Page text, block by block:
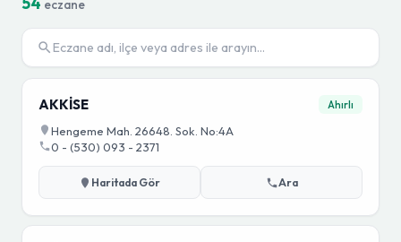
eczane
AKKİSE Ahırlı
Hengeme Mah. 26648. Sok. No:4A
0 - (530) 093 - 2371
Haritada Gör Ara